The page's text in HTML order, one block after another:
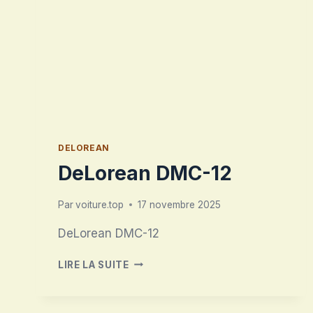
DELOREAN
DeLorean DMC-12
Parvoiture.top 17 novembre 2025
DeLorean DMC-12
LIRE LA SUITEDELOREAN